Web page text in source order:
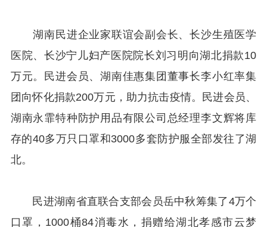
湖南民进企业家联谊会副会长、长沙生殖医学
医院、长沙宁儿妇产医院院长刘习明向湖北捐款10
万元。民进会员、湖南佳惠集团董事长李小红率集
团向怀化捐款200万元，助力抗击疫情。民进会员、
湖南永霏特种防护用品有限公司总经理李文辉将库
存的40多万只口罩和3000多套防护服全部发往了湖
北。
民进湖南省直联合支部会员岳中秋筹集了4万个
口罩，1000桶84消毒水，捐赠给湖北孝感市云梦